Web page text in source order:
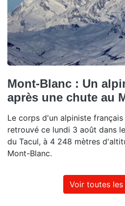
Mont-Blanc : Un
après une chute au
Le corps d'un alpiniste
retrouvé ce lundi 3 août dans
du Tacul, à 4 248 mètres
Mont-Blanc.
Voir toutes